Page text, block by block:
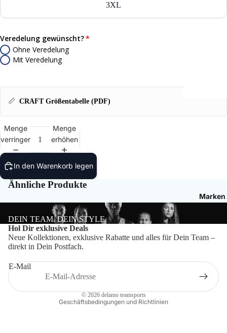
Marken
3XL
Veredelung gewünscht?
Ohne Veredelung
Mit Veredelung
📏 CRAFT Größentabelle (PDF)
Menge
verringern
Menge
erhöhen
In den Warenkorb legen
Ähnliche Produkte
DEIN TEAM. DEIN STYLE.
Hol Dir exklusive Deals
Neue Kollektionen, exklusive Rabatte und alles für Dein Team –
direkt in Dein Postfach.
E-Mail
© 2026 delamo teamsports
Geschäftsbedingungen und Richtlinien
Datenschutzerklärung
Impressum
Kontaktinformationen